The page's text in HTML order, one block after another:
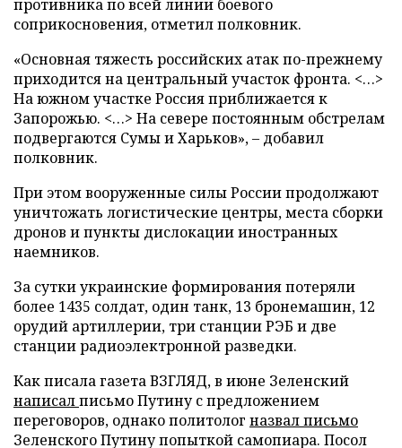
противника по всей линии боевого
соприкосновения, отметил полковник.
«Основная тяжесть российских атак по-прежнему
приходится на центральный участок фронта. <…>
На южном участке Россия приближается к
Запорожью. <…> На севере постоянным обстрелам
подвергаются Сумы и Харьков», – добавил
полковник.
При этом вооруженные силы России продолжают
уничтожать логистические центры, места сборки
дронов и пункты дислокации иностранных
наемников.
За сутки украинские формирования потеряли
более 1435 солдат, один танк, 13 бронемашин, 12
орудий артиллерии, три станции РЭБ и две
станции радиоэлектронной разведки.
Как писала газета ВЗГЛЯД, в июне Зеленский
написалписьмо Путину с предложением
переговоров, однако политолог назвал письмо
Зеленского Путину попыткой самопиара. Посол